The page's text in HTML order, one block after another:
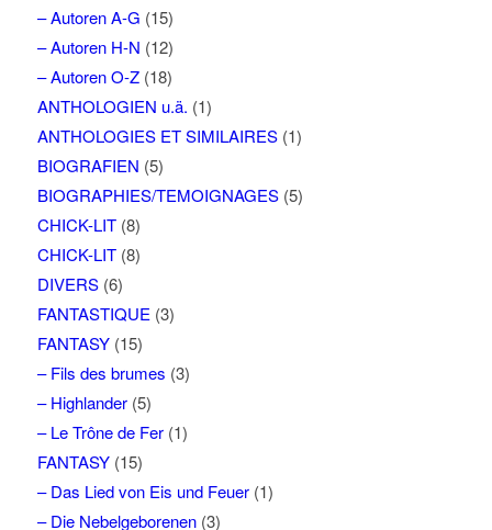
– Autoren A-G (15)
– Autoren H-N (12)
– Autoren O-Z(18)
ANTHOLOGIEN u.ä. (1)
ANTHOLOGIES ET SIMILAIRES(1)
BIOGRAFIEN (5)
BIOGRAPHIES/TEMOIGNAGES(5)
CHICK-LIT(8)
CHICK-LIT(8)
DIVERS(6)
FANTASTIQUE (3)
FANTASY(15)
– Fils des brumes (3)
– Highlander(5)
– Le Trône de Fer(1)
FANTASY(15)
– Das Lied von Eis und Feuer(1)
– Die Nebelgeborenen(3)